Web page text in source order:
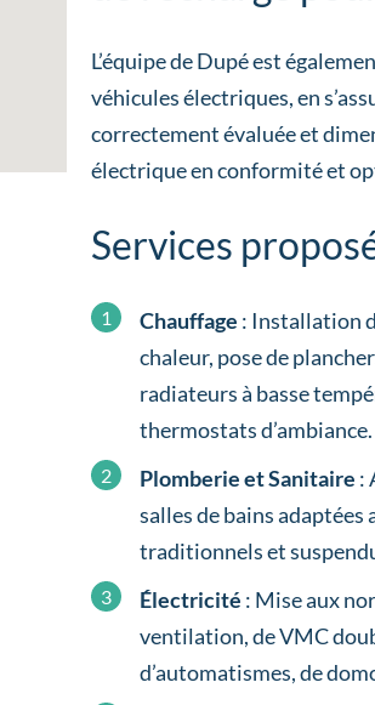
L’équipe de Dupé est
véhicules électriques, en
correctement évaluée et
électrique en conformité et
Services
Chauffage : Installation
chaleur, pose de
radiateurs à basse
thermostats d’ambiance.
Plomberie et Sanitaire :
salles de bains
traditionnels et
Électricité : Mise aux
ventilation, de VMC
d’automatismes, de